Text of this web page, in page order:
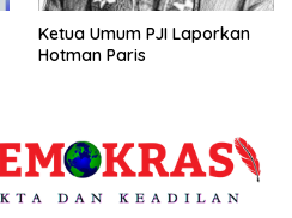
Ketua Umum PJI Laporkan
Hotman Paris